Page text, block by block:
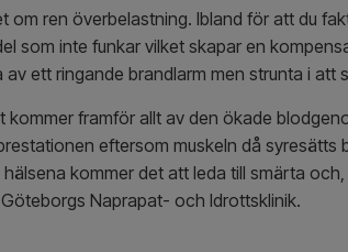
ren överbelastning. Ibland för att du
som inte funkar vilket skapar en
ett ringande brandlarm men strunta i att
kommer framför allt av den ökade
eftersom muskeln då
kommer det att leda till smärta
Naprapat- och Idrottsklinik.